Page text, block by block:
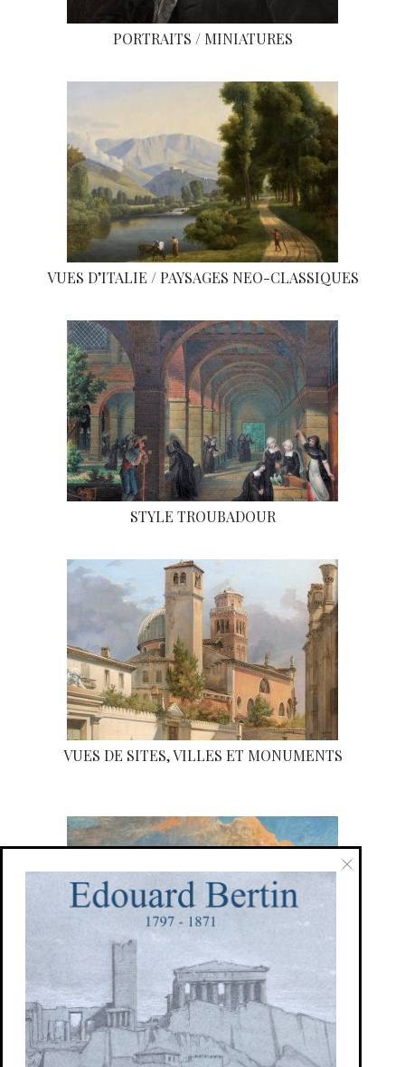
PORTRAITS / MINIATURES
VUES D’ITALIE / PAYSAGES NEO-CLASSIQUES
STYLE TROUBADOUR
VUES DE SITES, VILLES ET MONUMENTS
VOYAGE / ORIENTALISME
×